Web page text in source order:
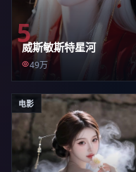
5
威斯敏斯特星河
49万
电影